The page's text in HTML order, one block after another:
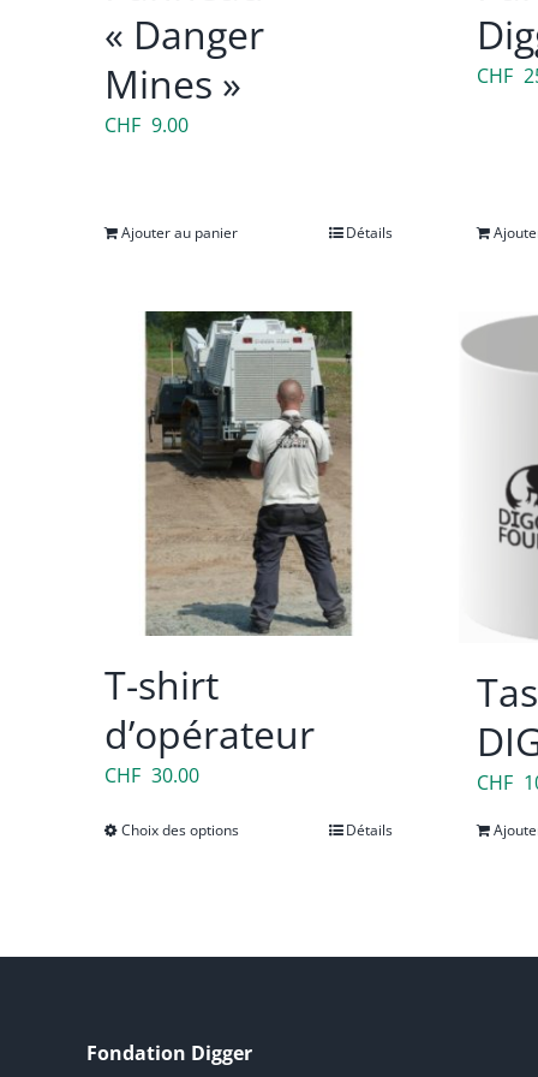
produit
« Danger
Mines »
CHF 9.00
Ajouter au panier Détails
CHF
T-shirt
d’opérateur
CHF 30.00
Choix des optionsCe
peuvent
Détails
CHF
Fondation Digger